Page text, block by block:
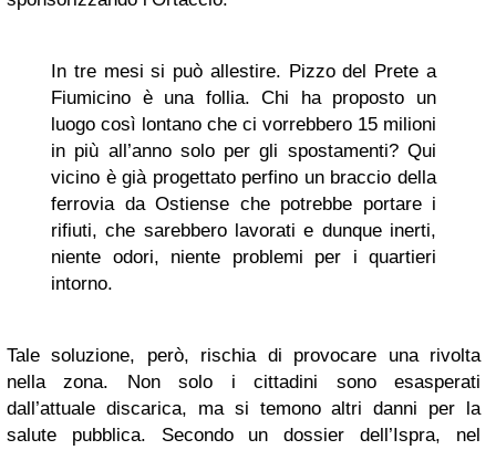
In tre mesi si può allestire. Pizzo del Prete a
Fiumicino è una follia. Chi ha proposto un
luogo così lontano che ci vorrebbero 15 milioni
in più all’anno solo per gli spostamenti? Qui
vicino è già progettato perfino un braccio della
ferrovia da Ostiense che potrebbe portare i
rifiuti, che sarebbero lavorati e dunque inerti,
niente odori, niente problemi per i quartieri
intorno.
Tale soluzione, però, rischia di provocare una rivolta
nella zona. Non solo i cittadini sono esasperati
dall’attuale discarica, ma si temono altri danni per la
salute pubblica. Secondo un dossier dell’Ispra, nel